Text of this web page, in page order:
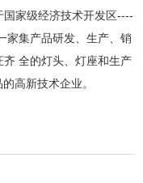
家级经济技术开发区----
家集产品研发、生产、销
全的灯头、灯座和生产
高新技术企业。